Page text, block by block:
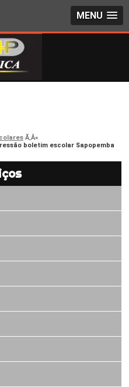
MENU
boletim escolar Sapopemba